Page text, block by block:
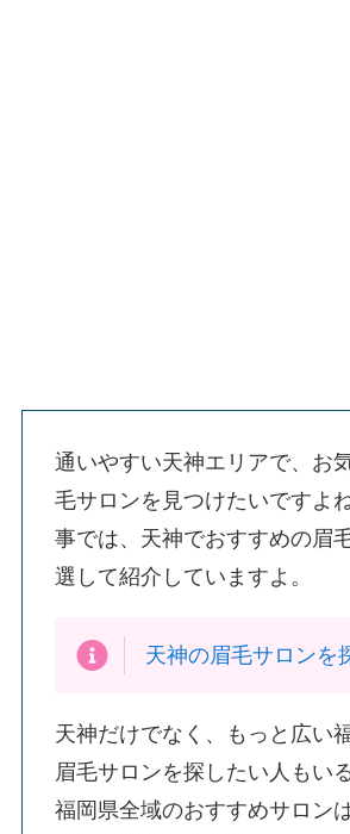
通いやすい天神エリアで、お
毛サロンを見つけたいですよ
事では、天神でおすすめの眉
選して紹介していますよ。
天神の眉毛サロンを
天神だけでなく、もっと広い
眉毛サロンを探したい人もい
福岡県全域のおすすめサロン